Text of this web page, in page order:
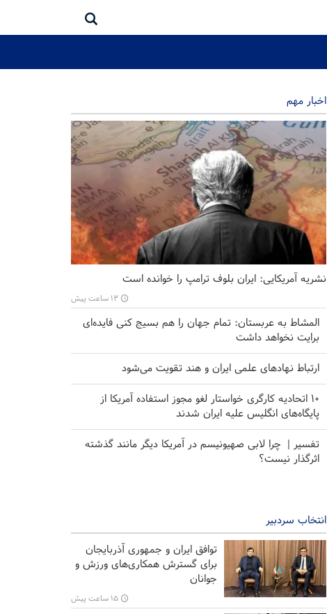
اخبار مهم
نشریه آمریکایی: ایران بلوف ترامپ را خوانده است
۱۳ ساعت پیش
المشاط به عربستان: تمام جهان را هم بسیج کنی فایده‌ای
برایت نخواهد داشت
ارتباط نهاد‌های علمی ایران و هند تقویت می‌شود
۱۰ اتحادیه کارگری خواستار لغو مجوز استفاده آمریکا از
پایگاه‌های انگلیس علیه ایران شدند
تفسیر | چرا لابی صهیونیسم در آمریکا دیگر مانند گذشته
اثرگذار نیست؟
انتخاب سردبیر
توافق ایران و جمهوری آذربایجان
برای گسترش همکاری‌های ورزش و
جوانان
۱۵ ساعت پیش